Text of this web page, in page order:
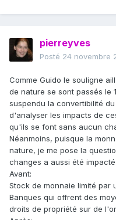
pierreyves
Posté 24 novembre
Comme Guido le souligne
de nature se sont passés le
suspendu la convertibilité
d'analyser les impacts de
qu'ils se font sans aucun
Néanmoins, puisque la
nature, je me pose la
changes a aussi été
Avant:
Stock de monnaie limité par
Banques qui offrent des
droits de propriété sur de l'or